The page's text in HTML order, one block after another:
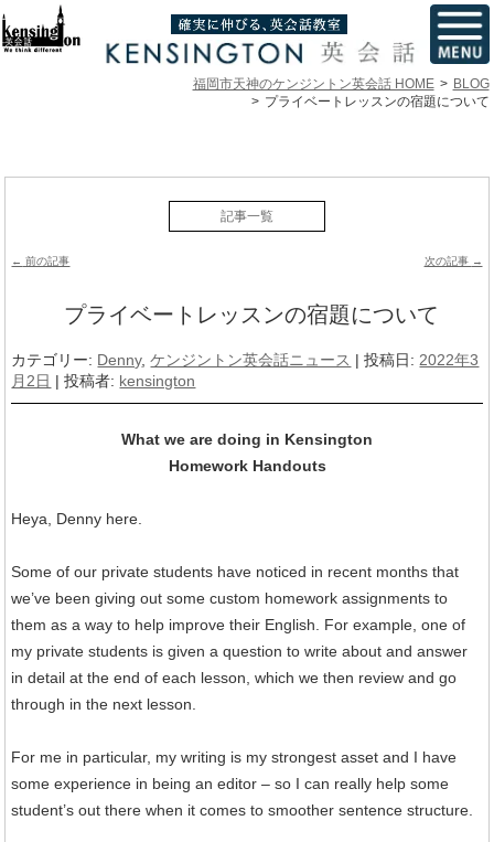
福岡市天神のケンジントン英会話 HOME
BLOG
プライベートレッスンの宿題について
記事一覧
投稿ナビゲーション
← 前の記事 次の記事 →
プライベートレッスンの宿題について
カテゴリー: Denny,ケンジントン英会話ニュース | 投稿日: 2022年3
月2日 |投稿者: kensington
What we are doing in Kensington
Homework Handouts
Heya, Denny here.
Some of our private students have noticed in recent months that
we’ve been giving out some custom homework assignments to
them as a way to help improve their English. For example, one of
my private students is given a question to write about and answer
in detail at the end of each lesson, which we then review and go
through in the next lesson.
For me in particular, my writing is my strongest asset and I have
some experience in being an editor – so I can really help some
student’s out there when it comes to smoother sentence structure.